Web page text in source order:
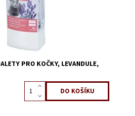
PRO KOČKY, LEVANDULE,